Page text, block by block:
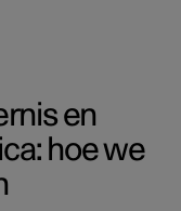
en
hoe we